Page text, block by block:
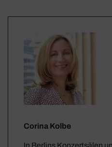
Corina Kolbe
In Berlins Konzertsälen